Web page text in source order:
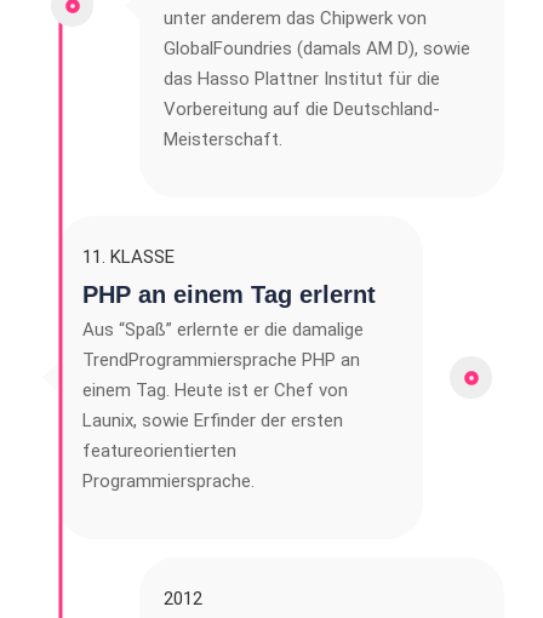
unter anderem das Chipwerk von
GlobalFoundries (damals AM D), sowie
das Hasso Plattner Institut für die
Vorbereitung auf die Deutschland-
Meisterschaft.
11. KLASSE
PHP an einem Tag erlernt
Aus “Spaß” erlernte er die damalige
TrendProgrammiersprache PHP an
einem Tag. Heute ist er Chef von
Launix, sowie Erfinder der ersten
featureorientierten
Programmiersprache.
2012